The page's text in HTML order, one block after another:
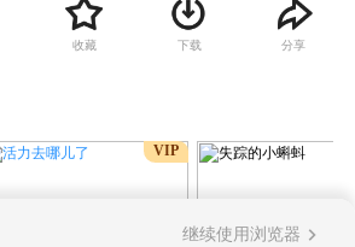
收藏 下载 分享
VIP
继续使用浏览器